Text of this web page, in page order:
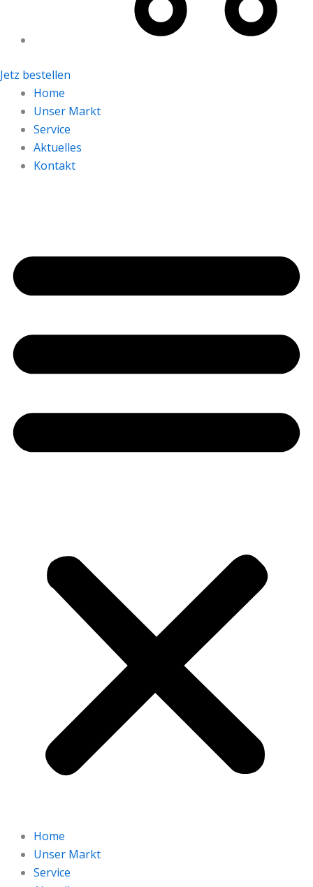
Jetz bestellen
Home
Unser Markt
Service
Aktuelles
Kontakt
Home
Unser Markt
Service